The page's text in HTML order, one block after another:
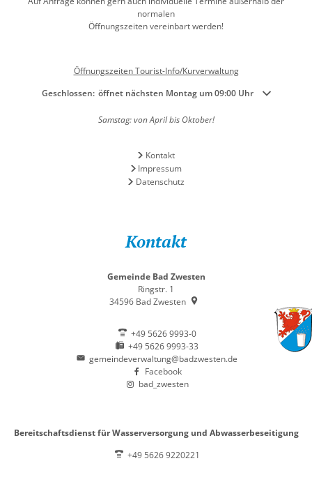
normalen
Öffnungszeiten vereinbart werden!
Öffnungszeiten Tourist-Info/Kurverwaltung
Klicken, um weitere Öffnungs- oder Schließzeiten auszublenden
Geschlossen: öffnet nächsten Montag um 09:00 Uhr
Samstag: von April bis Oktober!
Kontakt
Impressum
Datenschutz
Kontakt
Gemeinde Bad Zwesten
Ringstr. 1
34596 Bad Zwesten
+49 5626 9993-0
+49 5626 9993-33
gemeindeverwaltung@badzwesten.de
Facebook
bad_zwesten
Bereitschaftsdienst für Wasserversorgung und Abwasserbeseitigung
+49 5626 9220221